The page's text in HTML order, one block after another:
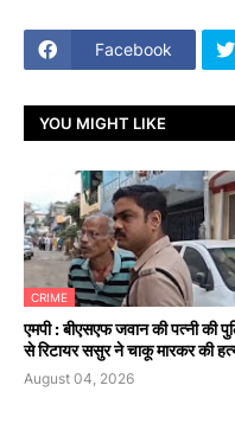
Facebook
YOU MIGHT LIKE
CRIME
एमपी : बीएसएफ जवान की पत्नी की
से रिटायर ससुर ने चाकू मारकर की
August 04, 2026